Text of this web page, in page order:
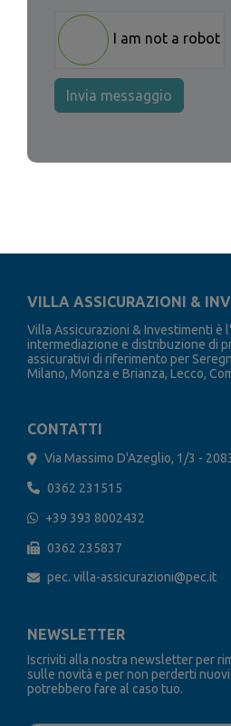
I am not a robot
Invia messaggio
VILLA ASSICURAZIONI &
Villa Assicurazioni & Investimenti è
intermediazione e distribuzione di
assicurativi di riferimento per
Milano, Monza e Brianza, Lecco,
CONTATTI
Via Massimo D'Azeglio, 1/3 -
0362 231515
+39 393 8002432
0362 235837
pec. villa-assicurazioni@pec.it
NEWSLETTER
Iscriviti alla nostra newsletter per
sulle novità e per non perderti
potrebbero fare al caso tuo.